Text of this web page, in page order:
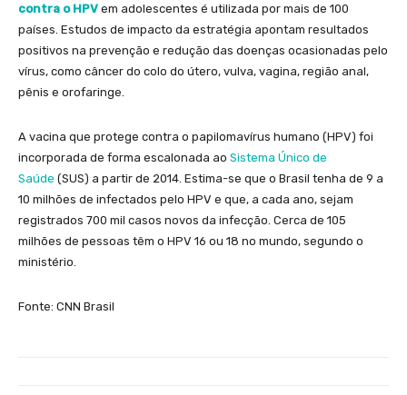
contra o HPV em adolescentes é utilizada por mais de 100
países. Estudos de impacto da estratégia apontam resultados
positivos na prevenção e redução das doenças ocasionadas pelo
vírus, como câncer do colo do útero, vulva, vagina, região anal,
pênis e orofaringe.
A vacina que protege contra o papilomavírus humano (HPV) foi
incorporada de forma escalonada ao Sistema Único de
Saúde (SUS) a partir de 2014. Estima-se que o Brasil tenha de 9 a
10 milhões de infectados pelo HPV e que, a cada ano, sejam
registrados 700 mil casos novos da infecção. Cerca de 105
milhões de pessoas têm o HPV 16 ou 18 no mundo, segundo o
ministério.
Fonte: CNN Brasil